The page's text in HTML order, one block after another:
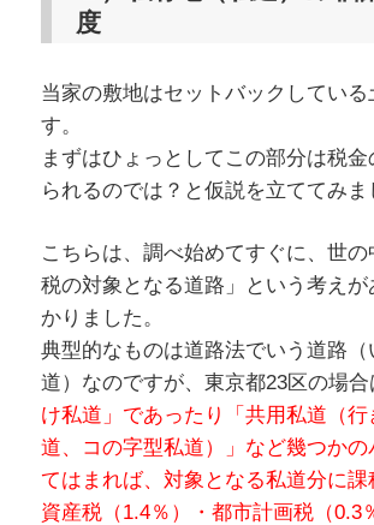
度
当家の敷地はセットバックしている
す。
まずはひょっとしてこの部分は税
られるのでは？と仮説を立ててみま
こちらは、調べ始めてすぐに、世
税の対象となる道路」という考えが
かりました。
典型的なものは道路法でいう道路（
道）なのですが、東京都23区の場合
け私道」であったり「共用私道（行
道、コの字型私道）」など幾つかの
てはまれば、対象となる私道分に課
資産税（1.4％）・都市計画税（0.3